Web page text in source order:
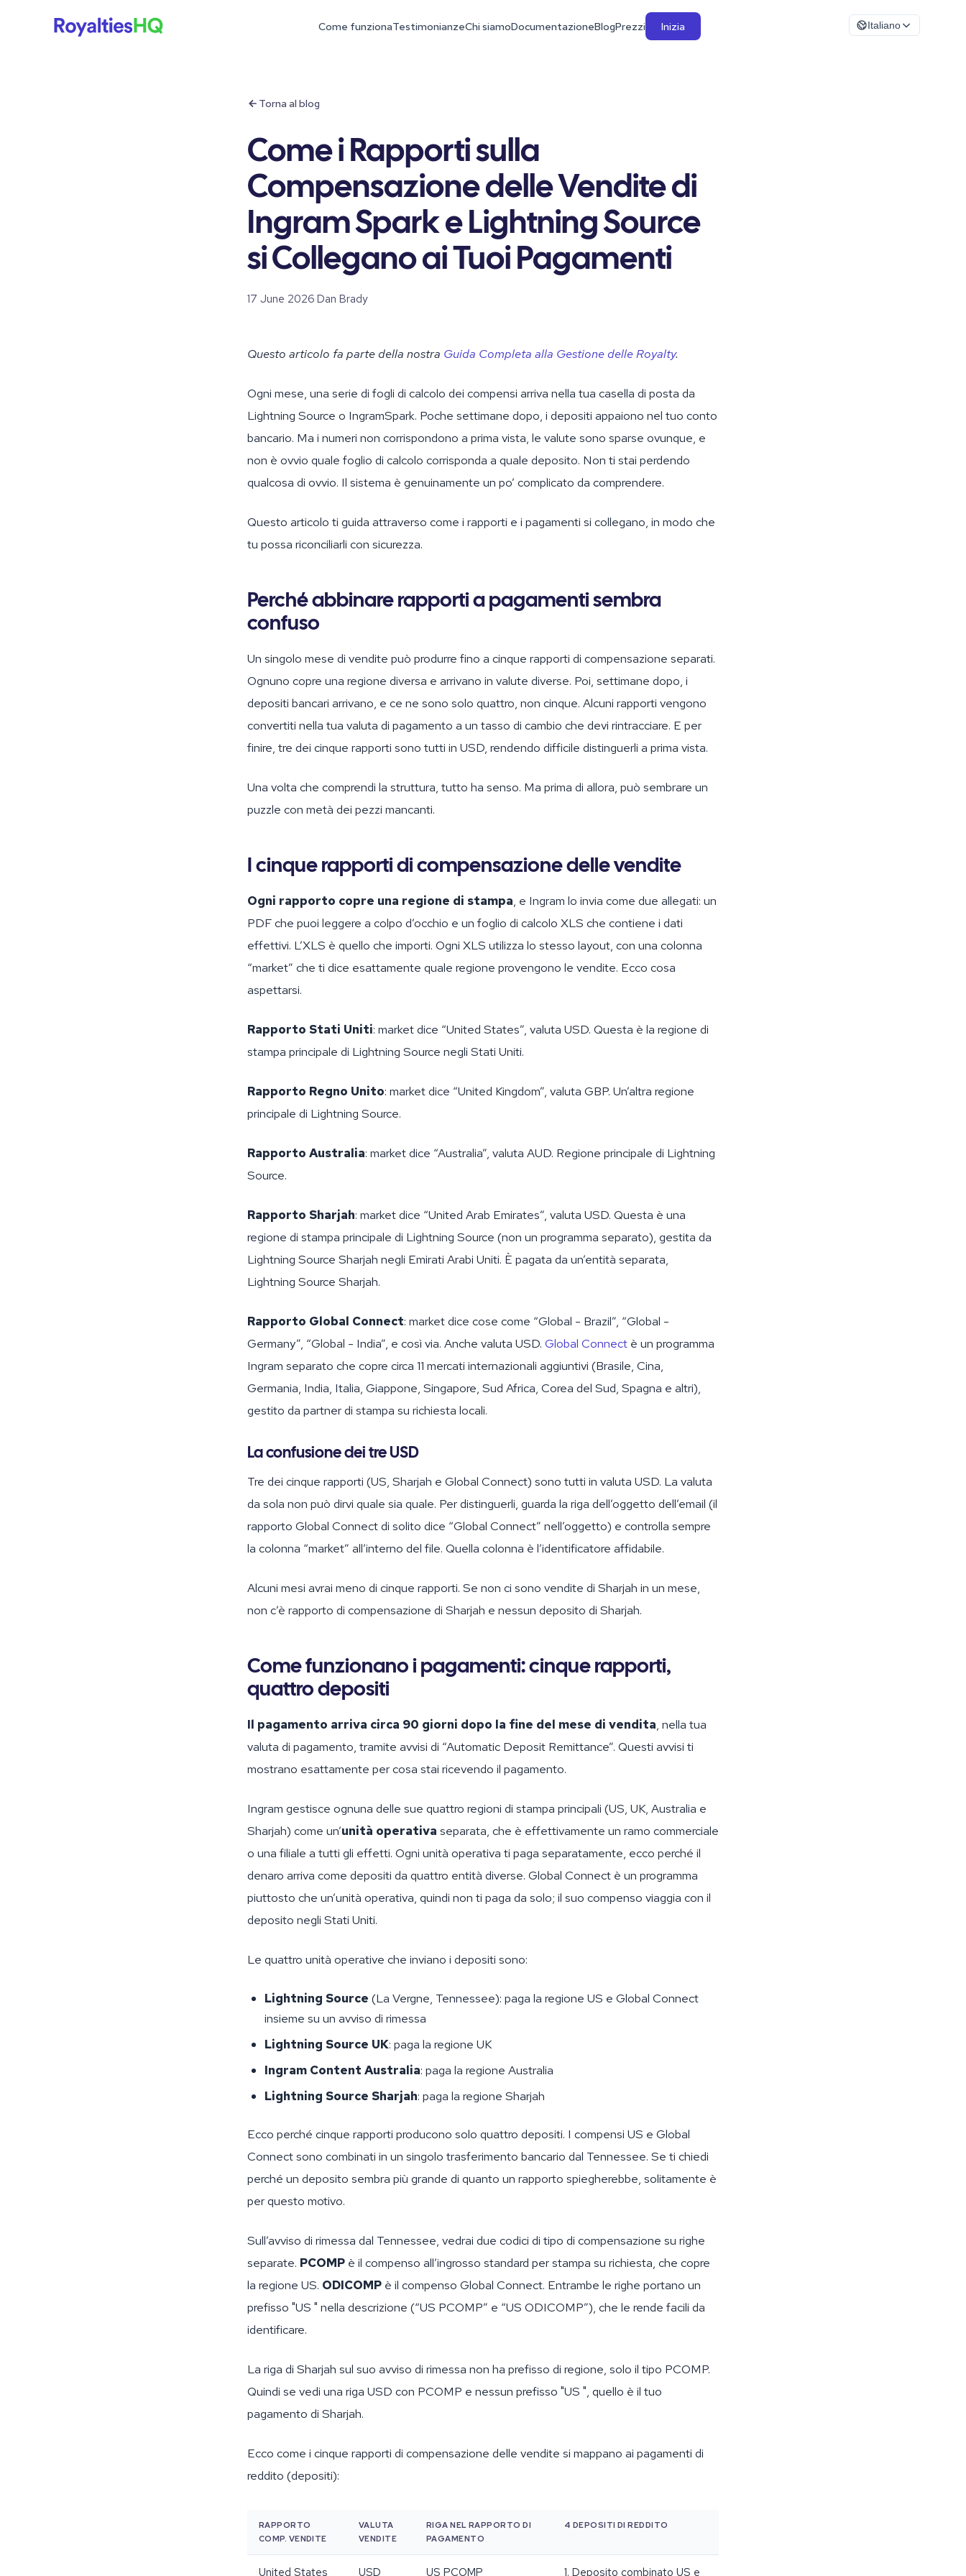
Come funzionaTestimonianzeChi siamoDocumentazioneBlogPrezzi Inizia Italiano
Torna al blog
Come i Rapporti sulla
Compensazione delle Vendite di
Ingram Spark e Lightning Source
si Collegano ai Tuoi Pagamenti
17 June 2026·Dan Brady
Questo articolo fa parte della nostra Guida Completa alla Gestione delle Royalty.
Ogni mese, una serie di fogli di calcolo dei compensi arriva nella tua casella di posta da
Lightning Source o IngramSpark. Poche settimane dopo, i depositi appaiono nel tuo conto
bancario. Ma i numeri non corrispondono a prima vista, le valute sono sparse ovunque, e
non è ovvio quale foglio di calcolo corrisponda a quale deposito. Non ti stai perdendo
qualcosa di ovvio. Il sistema è genuinamente un po’ complicato da comprendere.
Questo articolo ti guida attraverso come i rapporti e i pagamenti si collegano, in modo che
tu possa riconciliarli con sicurezza.
Perché abbinare rapporti a pagamenti sembra
confuso
Un singolo mese di vendite può produrre fino a cinque rapporti di compensazione separati.
Ognuno copre una regione diversa e arrivano in valute diverse. Poi, settimane dopo, i
depositi bancari arrivano, e ce ne sono solo quattro, non cinque. Alcuni rapporti vengono
convertiti nella tua valuta di pagamento a un tasso di cambio che devi rintracciare. E per
finire, tre dei cinque rapporti sono tutti in USD, rendendo difficile distinguerli a prima vista.
Una volta che comprendi la struttura, tutto ha senso. Ma prima di allora, può sembrare un
puzzle con metà dei pezzi mancanti.
I cinque rapporti di compensazione delle vendite
Ogni rapporto copre una regione di stampa, e Ingram lo invia come due allegati: un
PDF che puoi leggere a colpo d’occhio e un foglio di calcolo XLS che contiene i dati
effettivi. L’XLS è quello che importi. Ogni XLS utilizza lo stesso layout, con una colonna
“market” che ti dice esattamente quale regione provengono le vendite. Ecco cosa
aspettarsi.
Rapporto Stati Uniti: market dice “United States”, valuta USD. Questa è la regione di
stampa principale di Lightning Source negli Stati Uniti.
Rapporto Regno Unito: market dice “United Kingdom”, valuta GBP. Un’altra regione
principale di Lightning Source.
Rapporto Australia: market dice “Australia”, valuta AUD. Regione principale di Lightning
Source.
Rapporto Sharjah: market dice “United Arab Emirates”, valuta USD. Questa è una
regione di stampa principale di Lightning Source (non un programma separato), gestita da
Lightning Source Sharjah negli Emirati Arabi Uniti. È pagata da un’entità separata,
Lightning Source Sharjah.
Rapporto Global Connect: market dice cose come “Global - Brazil”, “Global -
Germany”, “Global - India”, e così via. Anche valuta USD. Global Connect è un programma
Ingram separato che copre circa 11 mercati internazionali aggiuntivi (Brasile, Cina,
Germania, India, Italia, Giappone, Singapore, Sud Africa, Corea del Sud, Spagna e altri),
gestito da partner di stampa su richiesta locali.
La confusione dei tre USD
Tre dei cinque rapporti (US, Sharjah e Global Connect) sono tutti in valuta USD. La valuta
da sola non può dirvi quale sia quale. Per distinguerli, guarda la riga dell’oggetto dell’email (il
rapporto Global Connect di solito dice “Global Connect” nell’oggetto) e controlla sempre
la colonna “market” all’interno del file. Quella colonna è l’identificatore affidabile.
Alcuni mesi avrai meno di cinque rapporti. Se non ci sono vendite di Sharjah in un mese,
non c’è rapporto di compensazione di Sharjah e nessun deposito di Sharjah.
Come funzionano i pagamenti: cinque rapporti,
quattro depositi
Il pagamento arriva circa 90 giorni dopo la fine del mese di vendita, nella tua
valuta di pagamento, tramite avvisi di “Automatic Deposit Remittance”. Questi avvisi ti
mostrano esattamente per cosa stai ricevendo il pagamento.
Ingram gestisce ognuna delle sue quattro regioni di stampa principali (US, UK, Australia e
Sharjah) come un’unità operativa separata, che è effettivamente un ramo commerciale
o una filiale a tutti gli effetti. Ogni unità operativa ti paga separatamente, ecco perché il
denaro arriva come depositi da quattro entità diverse. Global Connect è un programma
piuttosto che un’unità operativa, quindi non ti paga da solo; il suo compenso viaggia con il
deposito negli Stati Uniti.
Le quattro unità operative che inviano i depositi sono:
Lightning Source (La Vergne, Tennessee): paga la regione US e Global Connect
insieme su un avviso di rimessa
Lightning Source UK: paga la regione UK
Ingram Content Australia: paga la regione Australia
Lightning Source Sharjah: paga la regione Sharjah
Ecco perché cinque rapporti producono solo quattro depositi. I compensi US e Global
Connect sono combinati in un singolo trasferimento bancario dal Tennessee. Se ti chiedi
perché un deposito sembra più grande di quanto un rapporto spiegherebbe, solitamente è
per questo motivo.
Sull’avviso di rimessa dal Tennessee, vedrai due codici di tipo di compensazione su righe
separate. PCOMP è il compenso all’ingrosso standard per stampa su richiesta, che copre
la regione US. ODICOMP è il compenso Global Connect. Entrambe le righe portano un
prefisso "US " nella descrizione (“US PCOMP” e “US ODICOMP”), che le rende facili da
identificare.
La riga di Sharjah sul suo avviso di rimessa non ha prefisso di regione, solo il tipo PCOMP.
Quindi se vedi una riga USD con PCOMP e nessun prefisso "US ", quello è il tuo
pagamento di Sharjah.
Ecco come i cinque rapporti di compensazione delle vendite si mappano ai pagamenti di
reddito (depositi):
RAPPORTO
COMP. VENDITE
VALUTA
VENDITE
RIGA NEL RAPPORTO DI
PAGAMENTO
4 DEPOSITI DI REDDITO
United States USD US PCOMP 1. Deposito combinato US e